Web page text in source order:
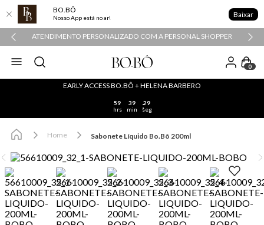
BO.BÔ
Nosso App está no ar! Baixar
ATENDIMENTO PERSONALIZADO COM A PERSONAL SHOPPER
0
EARLY ACCESS BO.BÔ + HELENA BARBERO
59
hrs
39
min
29
seg
Home Sabonete Líquido Bo.Bô 200ml